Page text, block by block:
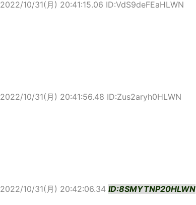
2022/10/31(月) 20:41:15.06 ID:VdS9deFEaHLWN
2022/10/31(月) 20:41:56.48 ID:Zus2aryh0HLWN
2022/10/31(月) 20:42:06.34 ID:8SMYTNP20HLWN